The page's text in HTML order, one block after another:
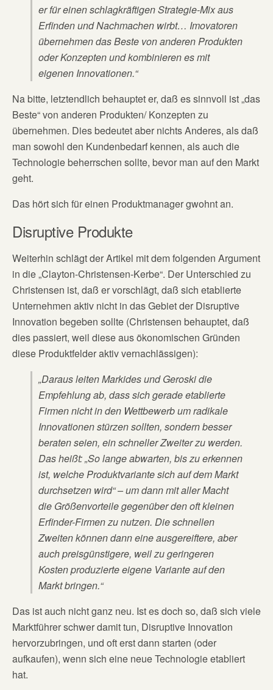
er für einen schlagkräftigen Strategie-Mix aus
Erfinden und Nachmachen wirbt… Imovatoren
übernehmen das Beste von anderen Produkten
oder Konzepten und kombinieren es mit
eigenen Innovationen.“
Na bitte, letztendlich behauptet er, daß es sinnvoll ist „das
Beste“ von anderen Produkten/ Konzepten zu
übernehmen. Dies bedeutet aber nichts Anderes, als daß
man sowohl den Kundenbedarf kennen, als auch die
Technologie beherrschen sollte, bevor man auf den Markt
geht.
Das hört sich für einen Produktmanager gwohnt an.
Disruptive Produkte
Weiterhin schlägt der Artikel mit dem folgenden Argument
in die „Clayton-Christensen-Kerbe“. Der Unterschied zu
Christensen ist, daß er vorschlägt, daß sich etablierte
Unternehmen aktiv nicht in das Gebiet der Disruptive
Innovation begeben sollte (Christensen behauptet, daß
dies passiert, weil diese aus ökonomischen Gründen
diese Produktfelder aktiv vernachlässigen):
„Daraus leiten Markides und Geroski die
Empfehlung ab, dass sich gerade etablierte
Firmen nicht in den Wettbewerb um radikale
Innovationen stürzen sollten, sondern besser
beraten seien, ein schneller Zweiter zu werden.
Das heißt: „So lange abwarten, bis zu erkennen
ist, welche Produktvariante sich auf dem Markt
durchsetzen wird“ – um dann mit aller Macht
die Größenvorteile gegenüber den oft kleinen
Erfinder-Firmen zu nutzen. Die schnellen
Zweiten können dann eine ausgereiftere, aber
auch preisgünstigere, weil zu geringeren
Kosten produzierte eigene Variante auf den
Markt bringen.“
Das ist auch nicht ganz neu. Ist es doch so, daß sich viele
Marktführer schwer damit tun, Disruptive Innovation
hervorzubringen, und oft erst dann starten (oder
aufkaufen), wenn sich eine neue Technologie etabliert
hat.